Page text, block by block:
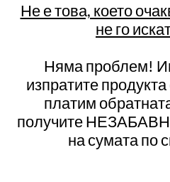
Не е това, което
не го
Няма проблем!
изпратите
платим
получите
на сумата по